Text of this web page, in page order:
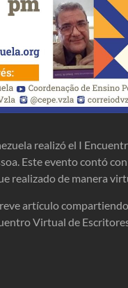
realizó el I
Este evento contó
realizado de manera
artículo
Virtual de